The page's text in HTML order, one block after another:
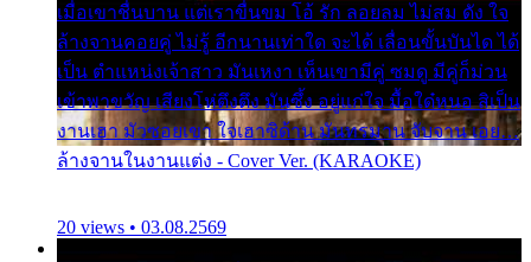
เมื่อเขาชื่นบาน แต่เราขื่นขม โอ้ รัก ลอยลม ไม่สม ดัง ใจ
ล้างจานคอยคู่ ไม่รู้ อีกนานเท่าใด จะได้ เลื่อนขั้นบันได ได้
เป็น ตำแหน่งเจ้าสาว มันเหงา เห็นเขามีคู่ ซมดู มีคู่ก็ม่วน
เข้าพาขวัญ เสียงโห่ตึงตึง มันซึ้ง อยู่แก่ใจ มื้อใด๋หนอ สิเป็น
งานเฮา มัวซอยเขา ใจเฮาซิด้าน มันทรมาน จับจาน เอย…
ล้างจานในงานแต่ง - Cover Ver. (KARAOKE)
20 views • 03.08.2569